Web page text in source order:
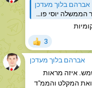
3
אברהם בלוך מעדכן
איזה מראות
ואת המקלט והממ"ד